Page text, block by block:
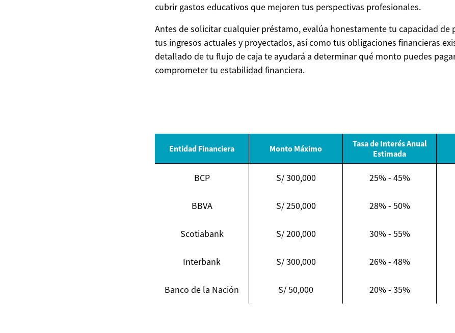
cubrir gastos educativos que mejoren tus perspectivas profesionales.
Antes de solicitar cualquier préstamo, evalúa honestamente tu capacidad de
tus ingresos actuales y proyectados, así como tus obligaciones financieras
detallado de tu flujo de caja te ayudará a determinar qué monto puedes
comprometer tu estabilidad financiera.
Entidad Financiera Monto Máximo
Tasa de Interés Anual
Estimada
BCP S/ 300,000 25% - 45%
BBVA S/ 250,000 28% - 50%
Scotiabank S/ 200,000 30% - 55%
Interbank S/ 300,000 26% - 48%
Banco de la Nación S/ 50,000 20% - 35%